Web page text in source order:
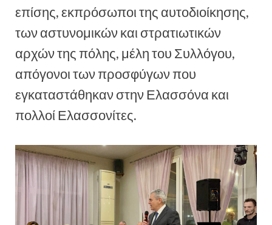
επίσης, εκπρόσωποι της αυτοδιοίκησης,
των αστυνομικών και στρατιωτικών
αρχών της πόλης, μέλη του Συλλόγου,
απόγονοι των προσφύγων που
εγκαταστάθηκαν στην Ελασσόνα και
πολλοί Ελασσονίτες.